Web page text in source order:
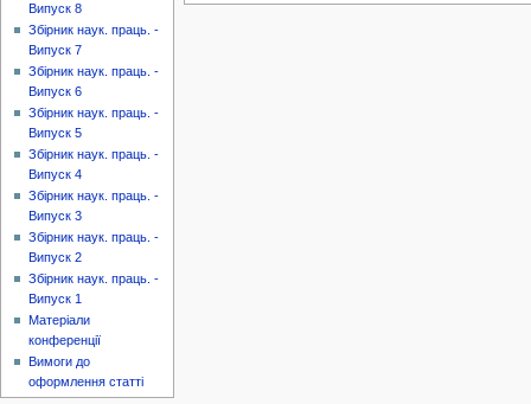
Випуск 8
Збірник наук. праць. -
Випуск 7
Збірник наук. праць. -
Випуск 6
Збірник наук. праць. -
Випуск 5
Збірник наук. праць. -
Випуск 4
Збірник наук. праць. -
Випуск 3
Збірник наук. праць. -
Випуск 2
Збірник наук. праць. -
Випуск 1
Матеріали
конференції
Вимоги до
оформлення статті